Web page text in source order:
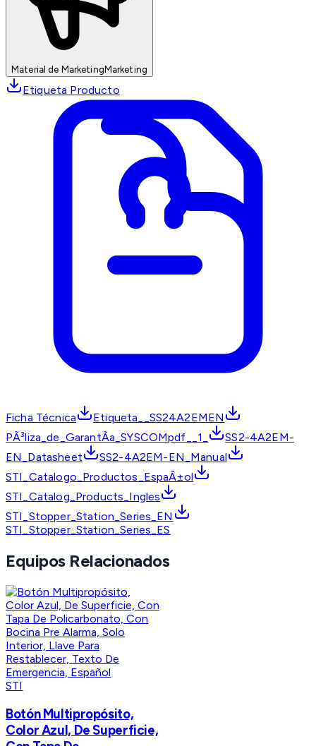
Material de MarketingMarketing
Etiqueta Producto
Ficha Técnica
Etiqueta__SS24A2EMEN
PÃ³liza_de_GarantÃ­a_SYSCOMpdf__1_
SS2-4A2EM-
EN_Datasheet
SS2-4A2EM-EN_Manual
STI_Catalogo_Productos_EspaÃ±ol
STI_Catalog_Products_Ingles
STI_Stopper_Station_Series_EN
STI_Stopper_Station_Series_ES
Equipos Relacionados
STI
​Botón Multipropósito,
Color Azul, De Superficie,